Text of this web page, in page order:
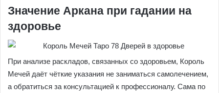
Значение Аркана при гадании на
здоровье
При анализе раскладов, связанных со здоровьем, Король
Мечей даёт чёткие указания не заниматься самолечением,
а обратиться за консультацией к профессионалу. Сама по